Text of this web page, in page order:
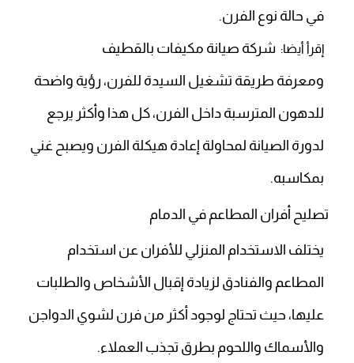
في حالة نوع الفرن.
إقرأ أيضا: شركة صيانة مكيفات بالقطيف
ومعرفة طريقة تشغيل السيدة للفرن، رؤية واضحة
للدهون المترسبة داخل الفرن، كل هذا وأكثر يرجع
لدورة الصيانة لمحاولة إعادة هيكلة الفرن ويصبح غني
بمكاسبه.
تصليح أفران المطاعم في الدمام
يختلف الاستخدام المنزلي للأفران عن استخدام
المطاعم والفنادق لزيادة إقبال الأشخاص والطلبات
عليها، حيث تحتاج لوجود أكثر من فرن لشوي الدواجن
والأسماك واللحوم بطرق تجذب العملاء.